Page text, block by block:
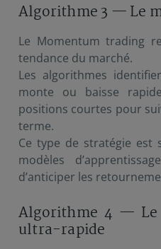
Algorithme 3 — Le
Le Momentum trading
tendance du marché.
Les algorithmes
monte ou baisse
positions courtes pour
terme.
Ce type de stratégie est
modèles
d’anticiper les
Algorithme 4 — Le
ultra-rapide